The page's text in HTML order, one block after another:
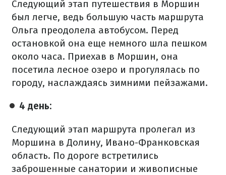
Следующий этап путешествия в Моршин
был легче, ведь большую часть маршрута
Ольга преодолела автобусом. Перед
остановкой она еще немного шла пешком
около часа. Приехав в Моршин, она
посетила лесное озеро и прогулялась по
городу, наслаждаясь зимними пейзажами.
4 день:
Следующий этап маршрута пролегал из
Моршина в Долину, Ивано-Франковская
область. По дороге встретились
заброшенные санатории и живописные